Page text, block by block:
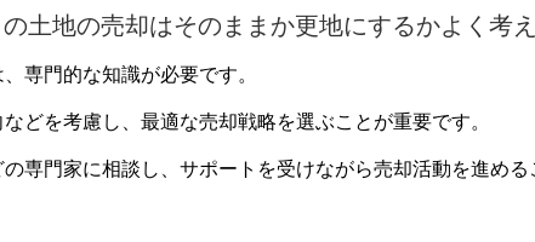
土地の売却はそのままか更地にするかよく考
専門的な知識が必要です。
どを考慮し、最適な売却戦略を選ぶことが重要です。
専門家に相談し、サポートを受けながら売却活動を進める